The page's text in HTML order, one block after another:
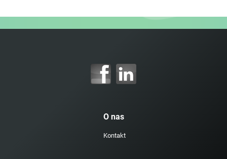
O nas
Kontakt